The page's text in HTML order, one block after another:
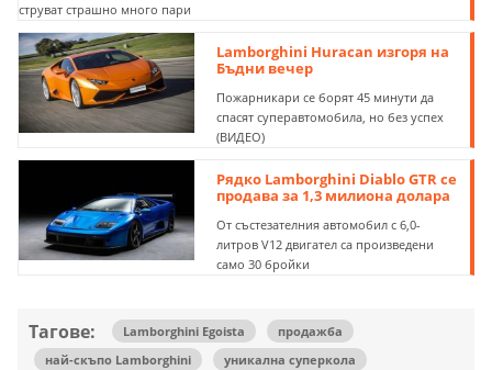
струват страшно много пари
Lamborghini Huracan изгоря на
Бъдни вечер
Пожарникари се борят 45 минути да
спасят суперавтомобила, но без успех
(ВИДЕО)
Рядко Lamborghini Diablo GTR се
продава за 1,3 милиона долара
От състезателния автомобил с 6,0-
литров V12 двигател са произведени
само 30 бройки
Тагове: Lamborghini Egoista
продажба
най-скъпо Lamborghini
уникална суперкола